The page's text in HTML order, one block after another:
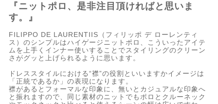
『ニットポロ、是非注目頂ければと思いま
す。』
FILIPPO DE LAURENTIIS（フィリッポ デ ローレンティ
ス）のシンプルはハイゲージニットポロ、こういったアイテ
ムを上手くインナー使いすることでスタイリングのクリーン
さがグッと上げられるように思います。
ドレススタイルにおける“襟”の役割といいますかイメージは
「正統であるか」の表現になります。
襟があるとフォーマルな印象に、無いとカジュアルな印象へ
と振れますので、同じ素材のニットでもポロとクルーネック